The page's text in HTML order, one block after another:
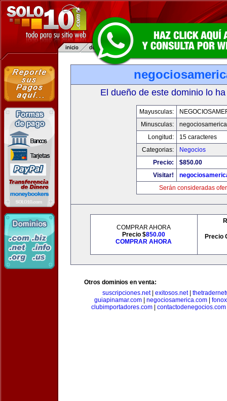
El dueño de este dominio lo
Mayusculas:
Minusculas:
Longitud:
15 caracteres
Categorias:
Negocios
Precio:
$850.00
Visitar!
Serán consideradas
COMPRAR AHORA
Precio $850.00
COMPRAR AHORA
Precio
Otros dominios en venta:
suscripciones.net| exitosos.net|
guiapinamar.com
negociosamerica.com
clubimportadores.com
contactodenegocios.com